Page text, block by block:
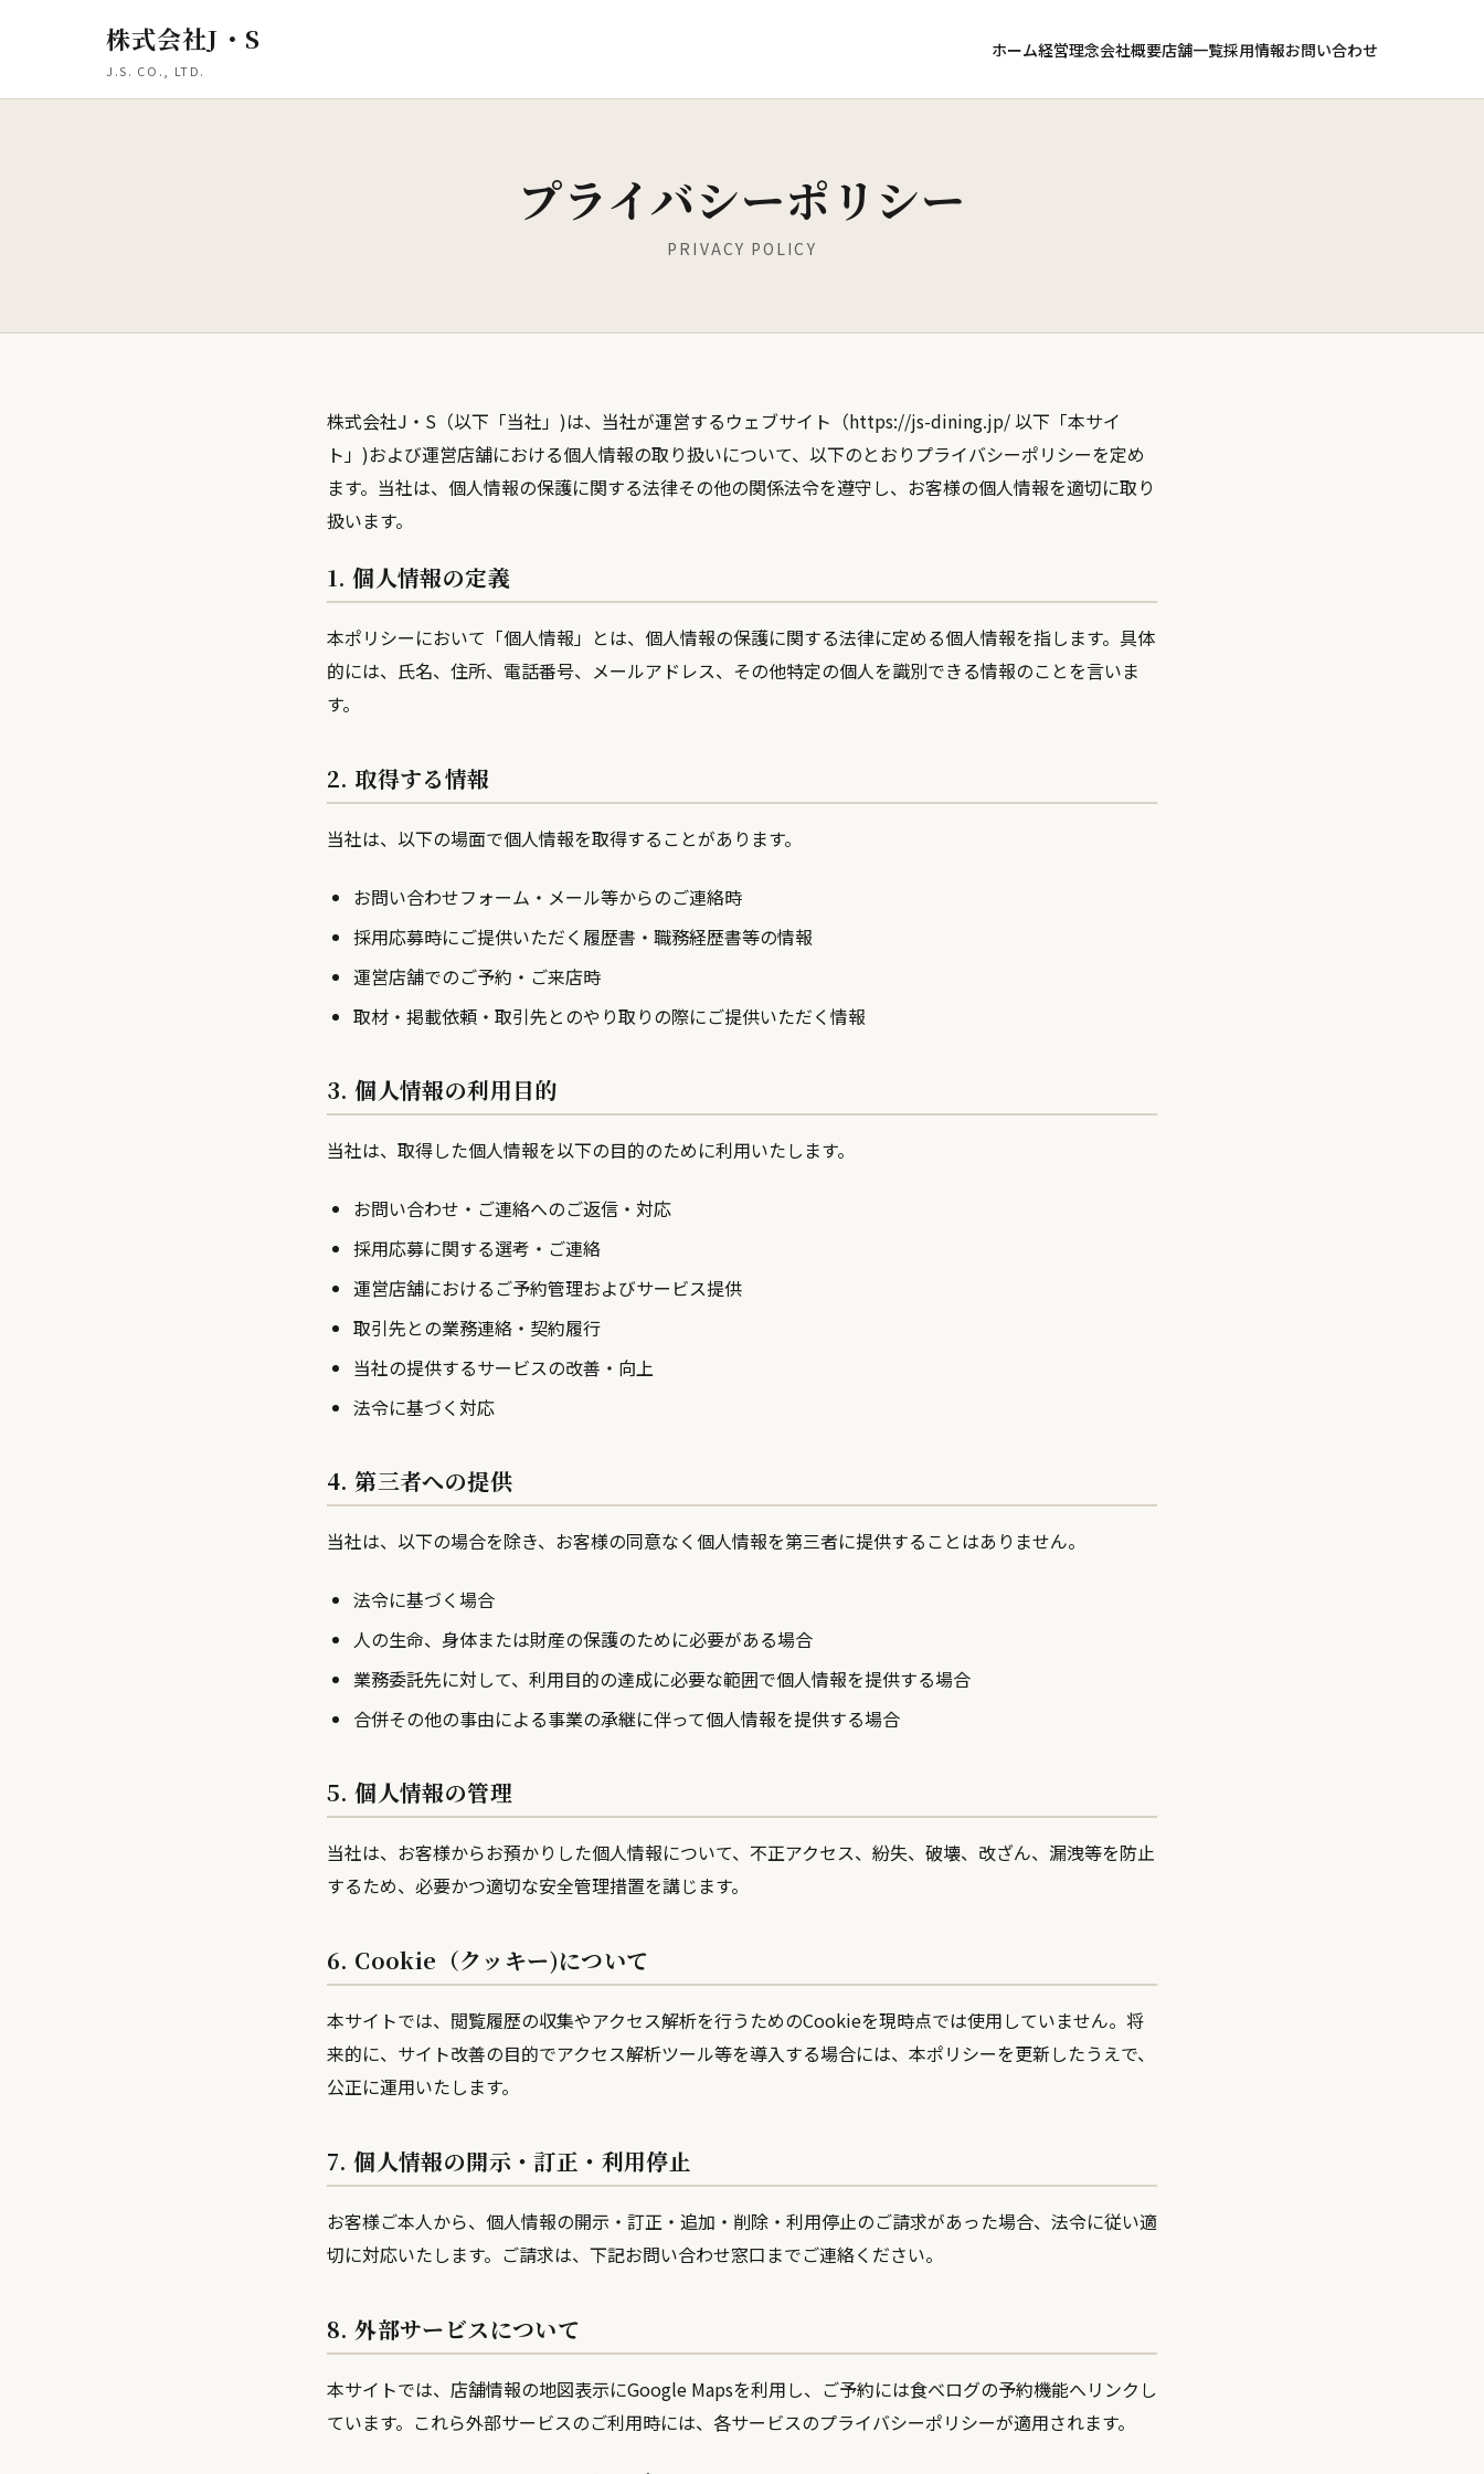
株式会社J・S
J.S. CO., LTD.
ホーム経営理念会社概要店舗一覧採用情報お問い合わせ
プライバシーポリシー
PRIVACY POLICY
株式会社J・S（以下「当社」)は、当社が運営するウェブサイト（https://js-dining.jp/ 以下「本サイ
ト」)および運営店舗における個人情報の取り扱いについて、以下のとおりプライバシーポリシーを定め
ます。当社は、個人情報の保護に関する法律その他の関係法令を遵守し、お客様の個人情報を適切に取り
扱います。
1. 個人情報の定義
本ポリシーにおいて「個人情報」とは、個人情報の保護に関する法律に定める個人情報を指します。具体
的には、氏名、住所、電話番号、メールアドレス、その他特定の個人を識別できる情報のことを言いま
す。
2. 取得する情報
当社は、以下の場面で個人情報を取得することがあります。
お問い合わせフォーム・メール等からのご連絡時
採用応募時にご提供いただく履歴書・職務経歴書等の情報
運営店舗でのご予約・ご来店時
取材・掲載依頼・取引先とのやり取りの際にご提供いただく情報
3. 個人情報の利用目的
当社は、取得した個人情報を以下の目的のために利用いたします。
お問い合わせ・ご連絡へのご返信・対応
採用応募に関する選考・ご連絡
運営店舗におけるご予約管理およびサービス提供
取引先との業務連絡・契約履行
当社の提供するサービスの改善・向上
法令に基づく対応
4. 第三者への提供
当社は、以下の場合を除き、お客様の同意なく個人情報を第三者に提供することはありません。
法令に基づく場合
人の生命、身体または財産の保護のために必要がある場合
業務委託先に対して、利用目的の達成に必要な範囲で個人情報を提供する場合
合併その他の事由による事業の承継に伴って個人情報を提供する場合
5. 個人情報の管理
当社は、お客様からお預かりした個人情報について、不正アクセス、紛失、破壊、改ざん、漏洩等を防止
するため、必要かつ適切な安全管理措置を講じます。
6. Cookie（クッキー)について
本サイトでは、閲覧履歴の収集やアクセス解析を行うためのCookieを現時点では使用していません。将
来的に、サイト改善の目的でアクセス解析ツール等を導入する場合には、本ポリシーを更新したうえで、
公正に運用いたします。
7. 個人情報の開示・訂正・利用停止
お客様ご本人から、個人情報の開示・訂正・追加・削除・利用停止のご請求があった場合、法令に従い適
切に対応いたします。ご請求は、下記お問い合わせ窓口までご連絡ください。
8. 外部サービスについて
本サイトでは、店舗情報の地図表示にGoogle Mapsを利用し、ご予約には食べログの予約機能へリンクし
ています。これら外部サービスのご利用時には、各サービスのプライバシーポリシーが適用されます。